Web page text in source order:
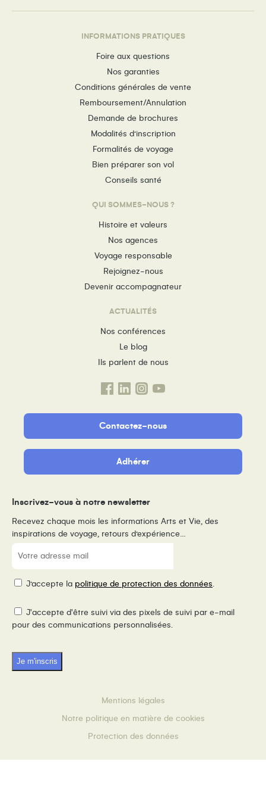
INFORMATIONS PRATIQUES
Foire aux questions
Nos garanties
Conditions générales de vente
Remboursement/Annulation
Demande de brochures
Modalités d’inscription
Formalités de voyage
Bien préparer son vol
Conseils santé
QUI SOMMES-NOUS ?
Histoire et valeurs
Nos agences
Voyage responsable
Rejoignez-nous
Devenir accompagnateur
ACTUALITÉS
Nos conférences
Le blog
Ils parlent de nous
Contactez-nous
Adhérer
Inscrivez-vous à notre newsletter
Recevez chaque mois les informations Arts et Vie, des
inspirations de voyage, retours d’expérience…
E-
mail
RGPDJ’accepte la politique de protection des données.
Pixel
de
J'accepte d'être suivi via des pixels de suivi par e-mail
pour des communications personnalisées.
Mentions légales
Notre politique en matière de cookies
Protection des données